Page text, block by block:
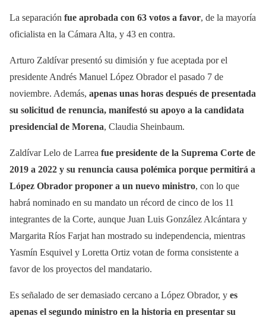
La separación fue aprobada con 63 votos a favor, de la mayoría
oficialista en la Cámara Alta, y 43 en contra.
Arturo Zaldívar presentó su dimisión y fue aceptada por el
presidente Andrés Manuel López Obrador el pasado 7 de
noviembre. Además, apenas unas horas después de presentada
su solicitud de renuncia, manifestó su apoyo a la candidata
presidencial de Morena, Claudia Sheinbaum.
Zaldívar Lelo de Larrea fue presidente de la Suprema Corte de
2019 a 2022 y su renuncia causa polémica porque permitirá a
López Obrador proponer a un nuevo ministro, con lo que
habrá nominado en su mandato un récord de cinco de los 11
integrantes de la Corte, aunque Juan Luis González Alcántara y
Margarita Ríos Farjat han mostrado su independencia, mientras
Yasmín Esquivel y Loretta Ortiz votan de forma consistente a
favor de los proyectos del mandatario.
Es señalado de ser demasiado cercano a López Obrador, y es
apenas el segundo ministro en la historia en presentar su